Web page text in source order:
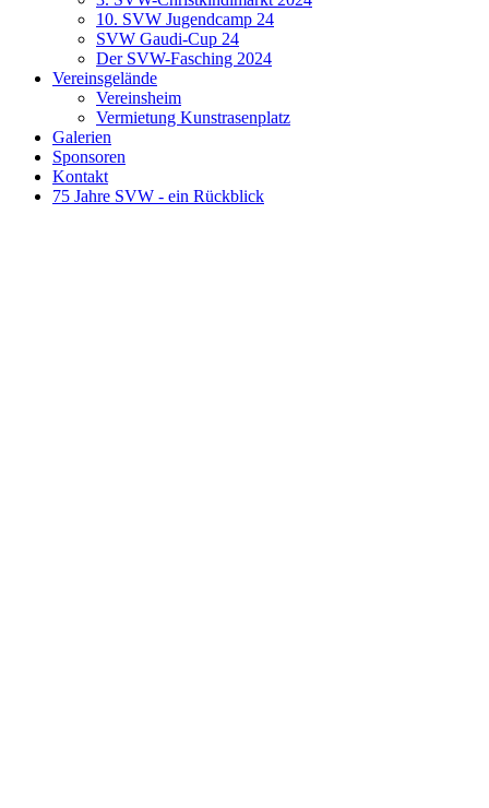
10. SVW Jugendcamp 24
SVW Gaudi-Cup 24
Der SVW-Fasching 2024
Vereinsgelände
Vereinsheim
Vermietung Kunstrasenplatz
Galerien
Sponsoren
Kontakt
75 Jahre SVW - ein Rückblick